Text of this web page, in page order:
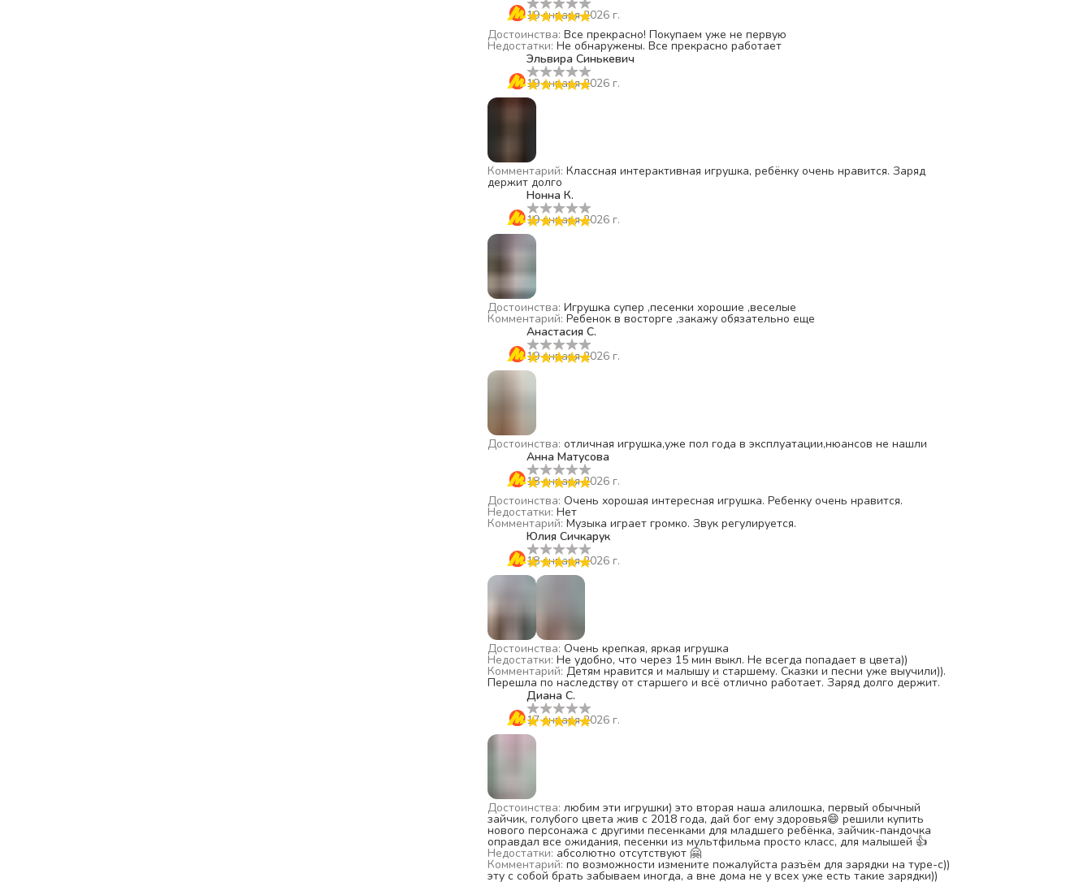
19 января 2026 г.
Достоинства: Все прекрасно! Покупаем уже не первую
Недостатки: Не обнаружены. Все прекрасно работает
Эльвира Синькевич
19 января 2026 г.
Комментарий: Классная интерактивная игрушка, ребёнку очень нравится. Заряд
держит долго
Нонна К.
19 января 2026 г.
Достоинства: Игрушка супер ,песенки хорошие ,веселые
Комментарий: Ребенок в восторге ,закажу обязательно еще
Анастасия С.
19 января 2026 г.
Достоинства: отличная игрушка,уже пол года в эксплуатации,нюансов не нашли
Анна Матусова
18 января 2026 г.
Достоинства: Очень хорошая интересная игрушка. Ребенку очень нравится.
Недостатки: Нет
Комментарий: Музыка играет громко. Звук регулируется.
Юлия Сичкарук
18 января 2026 г.
Достоинства: Очень крепкая, яркая игрушка
Недостатки: Не удобно, что через 15 мин выкл. Не всегда попадает в цвета))
Комментарий: Детям нравится и малышу и старшему. Сказки и песни уже выучили)).
Перешла по наследству от старшего и всё отлично работает. Заряд долго держит.
Диана С.
17 января 2026 г.
Достоинства: любим эти игрушки) это вторая наша алилошка, первый обычный
зайчик, голубого цвета жив с 2018 года, дай бог ему здоровья😄 решили купить
нового персонажа с другими песенками для младшего ребёнка, зайчик-пандочка
оправдал все ожидания, песенки из мультфильма просто класс, для малышей 👍
Недостатки: абсолютно отсутствуют 🤗
Комментарий: по возможности измените пожалуйста разъём для зарядки на туре-с))
эту с собой брать забываем иногда, а вне дома не у всех уже есть такие зарядки))